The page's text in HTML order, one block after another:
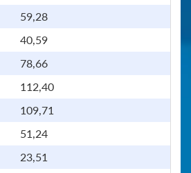
59,28
40,59
78,66
112,40
109,71
51,24
23,51